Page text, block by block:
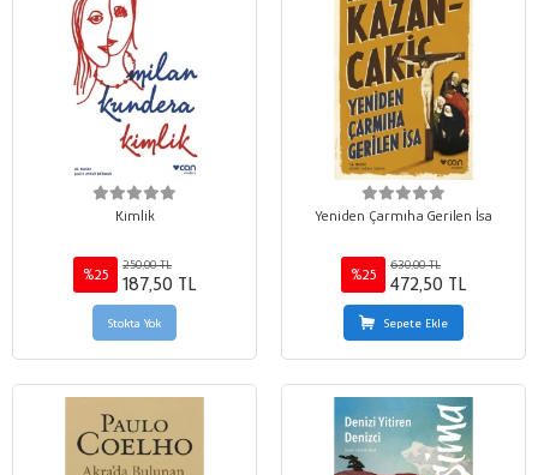
Kimlik
%25
250,00 TL
187,50 TL
Stokta Yok
Yeniden Çarmıha Gerilen İsa
%25
630,00 TL
472,50 TL
Sepete Ekle